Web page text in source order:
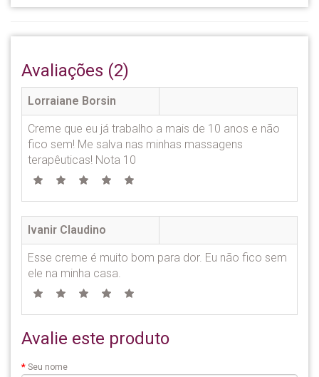
Avaliações (2)
Lorraiane Borsin
Creme que eu já trabalho a mais de 10 anos e não
fico sem! Me salva nas minhas massagens
terapêuticas! Nota 10
Ivanir Claudino
Esse creme é muito bom para dor. Eu não fico sem
ele na minha casa.
Avalie este produto
Seu nome